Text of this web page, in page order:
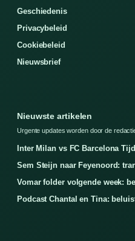
Geschiedenis
Privacybeleid
Cookiebeleid
Nieuwsbrief
Nieuwste artikelen
Urgente updates worden door de
Inter Milan vs FC Barcelona
Sem Steijn naar Feyenoord:
Vomar folder volgende week:
Podcast Chantal en Tina: